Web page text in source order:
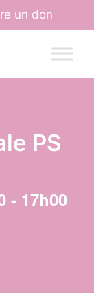
un don
PS
- 17h00